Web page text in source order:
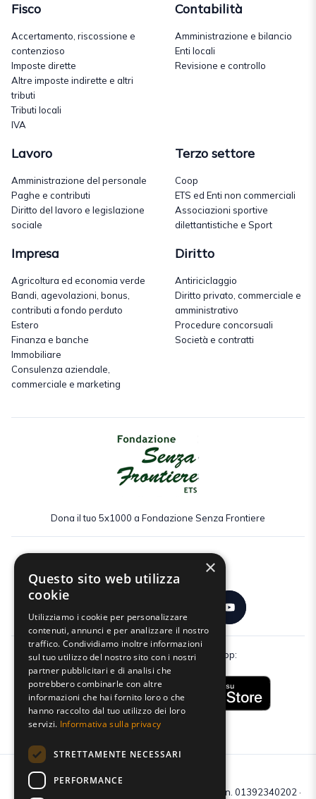
Fisco
Accertamento, riscossione e
contenzioso
Imposte dirette
Altre imposte indirette e altri
tributi
Tributi locali
IVA
Contabilità
Amministrazione e bilancio
Enti locali
Revisione e controllo
Lavoro
Amministrazione del personale
Paghe e contributi
Diritto del lavoro e legislazione
sociale
Terzo settore
Coop
ETS ed Enti non commerciali
Associazioni sportive
dilettantistiche e Sport
Impresa
Agricoltura ed economia verde
Bandi, agevolazioni, bonus,
contributi a fondo perduto
Estero
Finanza e banche
Immobiliare
Consulenza aziendale,
commerciale e marketing
Diritto
Antiriciclaggio
Diritto privato, commerciale e
amministrativo
Procedure concorsuali
Società e contratti
Dona il tuo 5x1000 a Fondazione Senza Frontiere
Scarica gratuitamente la nostra app:
C.F e P.IVA: 01392340202 · Reg.Imp. di Mantova: n. 01392340202 ·
×
Questo sito web utilizza
cookie
Utilizziamo i cookie per personalizzare
contenuti, annunci e per analizzare il nostro
traffico. Condividiamo inoltre informazioni
sul tuo utilizzo del nostro sito con i nostri
partner pubblicitari e di analisi che
potrebbero combinarle con altre
informazioni che hai fornito loro o che
hanno raccolto dal tuo utilizzo dei loro
servizi. Informativa sulla privacy
STRETTAMENTE NECESSARI
PERFORMANCE